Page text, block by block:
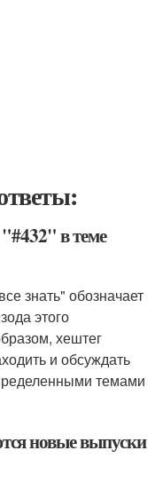
в теме
знать" обозначает
этого
хештег
и обсуждать
темами
новые выпуски